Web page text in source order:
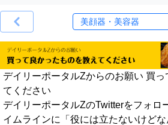
デイリーポータルZからのお願い 買っ
てください
デイリーポータルZのTwitterをフォロ
イムラインに「役には立たないけど